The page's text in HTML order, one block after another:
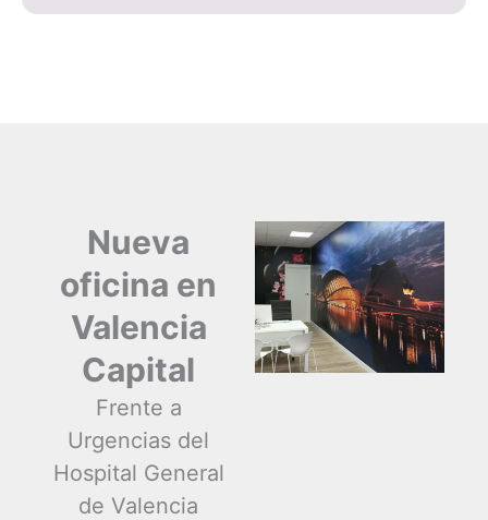
Nueva
oficina en
Valencia
Capital
Frente a
Urgencias del
Hospital General
de Valencia